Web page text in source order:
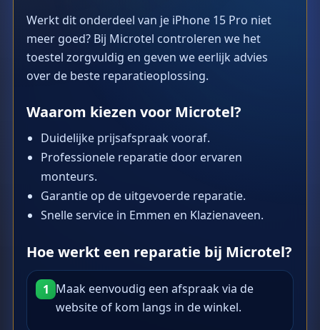
Werkt dit onderdeel van je iPhone 15 Pro niet
meer goed? Bij Microtel controleren we het
toestel zorgvuldig en geven we eerlijk advies
over de beste reparatieoplossing.
Waarom kiezen voor Microtel?
Duidelijke prijsafspraak vooraf.
Professionele reparatie door ervaren
monteurs.
Garantie op de uitgevoerde reparatie.
Snelle service in Emmen en Klazienaveen.
Hoe werkt een reparatie bij Microtel?
1 Maak eenvoudig een afspraak via de
website of kom langs in de winkel.